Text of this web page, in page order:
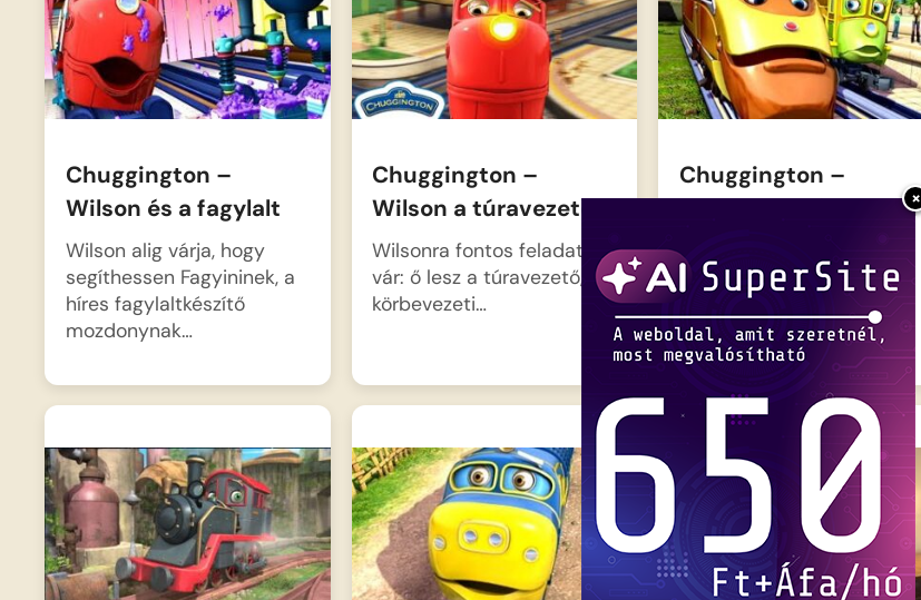
×
Chuggington –
Wilson és a fagylalt
Wilson alig várja, hogy
segíthessen Fagyininek, a
híres fagylaltkészítő
mozdonynak…
Chuggington –
Wilson a túravezető
Wilsonra fontos feladat
vár: ő lesz a túravezető, aki
körbevezeti…
Chuggington –
Zephie a sztárriporter
Zephie különleges
feladatot kap: ő
szállíthatja a riportert a
pályaudvaron,…